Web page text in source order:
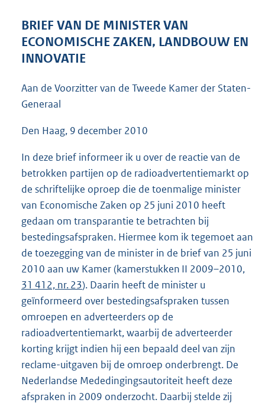
4
K
BRIEF VAN DE MINISTER VAN
ECONOMISCHE ZAKEN, LANDBOUW EN
INNOVATIE
Aan de Voorzitter van de Tweede Kamer der Staten-
Generaal
Den Haag, 9 december 2010
In deze brief informeer ik u over de reactie van de
betrokken partijen op de radioadvertentiemarkt op
de schriftelijke oproep die de toenmalige minister
van Economische Zaken op 25 juni 2010 heeft
gedaan om transparantie te betrachten bij
bestedingsafspraken. Hiermee kom ik tegemoet aan
de toezegging van de minister in de brief van 25 juni
2010 aan uw Kamer (kamerstukken II 2009–2010,
31 412, nr. 23). Daarin heeft de minister u
geïnformeerd over bestedingsafspraken tussen
omroepen en adverteerders op de
radioadvertentiemarkt, waarbij de adverteerder
korting krijgt indien hij een bepaald deel van zijn
reclame-uitgaven bij de omroep onderbrengt. De
Nederlandse Mededingingsautoriteit heeft deze
afspraken in 2009 onderzocht. Daarbij stelde zij